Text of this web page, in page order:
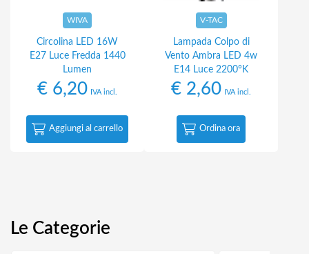
WIVA
Circolina LED 16W
E27 Luce Fredda 1440
Lumen
€ 6,20 IVA incl.
Aggiungi al carrello
V-TAC
Lampada Colpo di
Vento Ambra LED 4w
E14 Luce 2200°K
€ 2,60 IVA incl.
Ordina ora
Le Categorie